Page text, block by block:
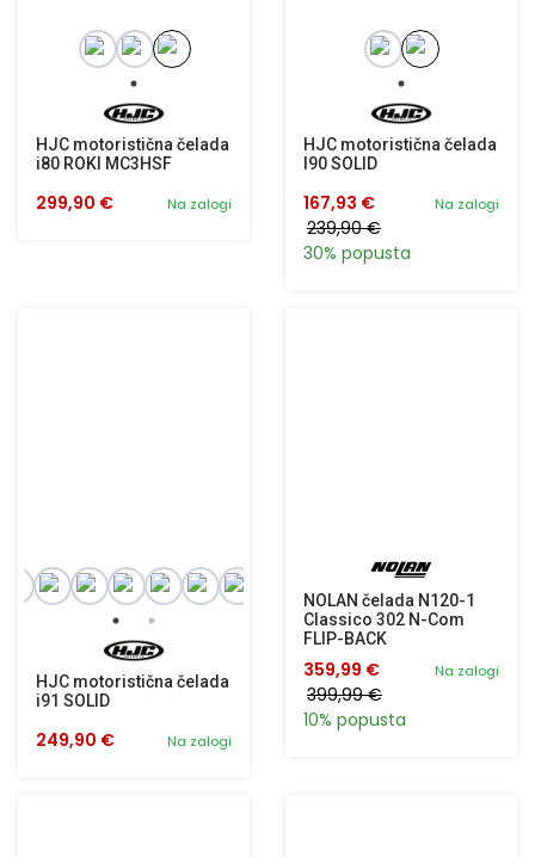
HJC motoristična čelada
i80 ROKI MC3HSF
Na zalogi
299,90 €
HJC motoristična čelada
I90 SOLID
Na zalogi
167,93 €
239,90 €
30% popusta
HJC motoristična čelada
i91 SOLID
Na zalogi
249,90 €
NOLAN čelada N120-1
Classico 302 N-Com
FLIP-BACK
Na zalogi
359,99 €
399,99 €
10% popusta